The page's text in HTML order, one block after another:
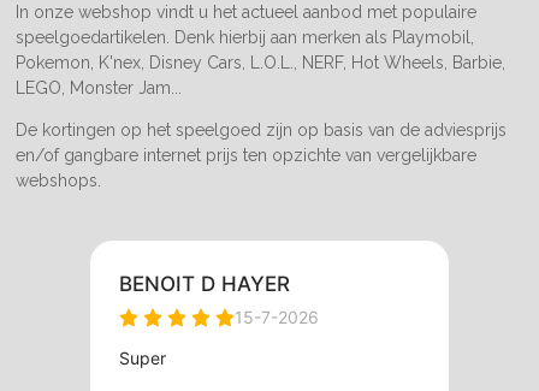
In onze webshop vindt u het actueel aanbod met populaire
speelgoedartikelen. Denk hierbij aan merken als Playmobil,
Pokemon, K'nex, Disney Cars, L.O.L., NERF, Hot Wheels, Barbie,
LEGO, Monster Jam...
De kortingen op het speelgoed zijn op basis van de adviesprijs
en/of gangbare internet prijs ten opzichte van vergelijkbare
webshops.